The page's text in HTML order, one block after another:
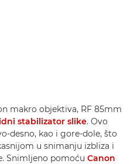
makro objektiva, RF 85mm
stabilizator slike. Ovo
desno, kao i gore-dole, što
u snimanju izbliza i
Snimljeno pomoću Canon